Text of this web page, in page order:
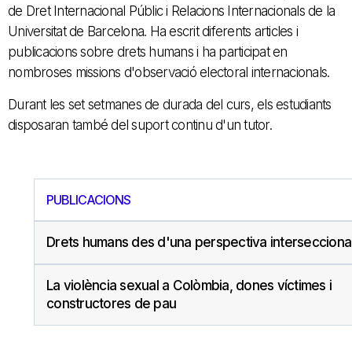
de Dret Internacional Públic i Relacions Internacionals de la
Universitat de Barcelona. Ha escrit diferents articles i
publicacions sobre drets humans i ha participat en
nombroses missions d'observació electoral internacionals.
Durant les set setmanes de durada del curs, els estudiants
disposaran també del suport continu d'un tutor.
PUBLICACIONS
Drets humans des d'una perspectiva
La violència sexual a Colòmbia, dones víctimes i
constructores de pau